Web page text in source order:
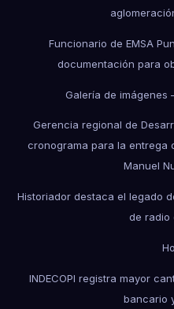
Funcionario de EMSA
documentación para
Galería de imágenes
Gerencia regional de
cronograma para la entrega
Manuel
Historiador destaca el legado
de radio
INDECOPI registra mayor
bancario